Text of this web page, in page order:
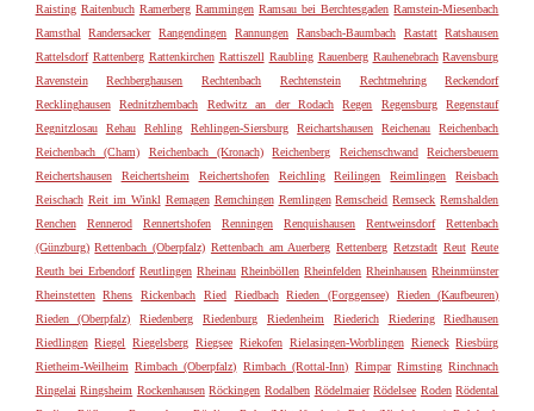
Raisting Raitenbuch Ramerberg Rammingen Ramsau bei Berchtesgaden Ramstein-Miesenbach
Ramsthal
Randersacker Rangendingen Rannungen Ransbach-Baumbach Rastatt
Ratshausen
Rattelsdorf Rattenberg Rattenkirchen Rattiszell Raubling Rauenberg Rauhenebrach Ravensburg
Ravenstein
Rechberghausen Rechtenbach Rechtenstein Rechtmehring
Reckendorf
Recklinghausen
Rednitzhembach Redwitz an der Rodach Regen Regensburg
Regenstauf
Regnitzlosau
Rehau Rehling Rehlingen-Siersburg Reichartshausen Reichenau
Reichenbach
Reichenbach (Cham)
Reichenbach (Kronach) Reichenberg Reichenschwand
Reichersbeuern
Reichertshausen
Reichertsheim Reichertshofen Reichling Reilingen Reimlingen
Reisbach
Reischach Reit im Winkl Remagen Remchingen Remlingen Remscheid Remseck Remshalden
Renchen
Rennerod Rennertshofen Renningen Renquishausen Rentweinsdorf
Rettenbach
(Günzburg) Rettenbach (Oberpfalz) Rettenbach am Auerberg Rettenberg Retzstadt Reut Reute
Reuth bei Erbendorf Reutlingen Rheinau Rheinböllen Rheinfelden Rheinhausen Rheinmünster
Rheinstetten
Rhens Rickenbach Ried Riedbach Rieden (Forggensee)
Rieden (Kaufbeuren)
Rieden (Oberpfalz)
Riedenberg Riedenburg Riedenheim Riederich Riedering
Riedhausen
Riedlingen Riegel Riegelsberg Riegsee Riekofen Rielasingen-Worblingen Rieneck Riesbürg
Rietheim-Weilheim Rimbach (Oberpfalz) Rimbach (Rottal-Inn) Rimpar Rimsting Rinchnach
Ringelai Ringsheim Rockenhausen Röckingen Rodalben Rödelmaier Rödelsee Roden Rödental